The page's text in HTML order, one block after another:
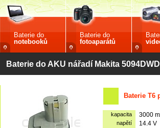
Baterie do
notebooků
Baterie do
fotoaparátů
Baterie do AKU nářadí Makita 5094DWD
Baterie T6
kapacita 3000
napětí
14.4 V